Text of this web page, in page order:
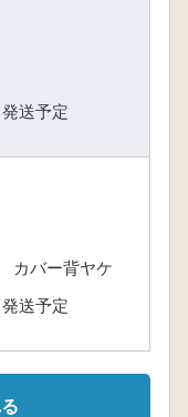
送予定
カバー背ヤケ
送予定